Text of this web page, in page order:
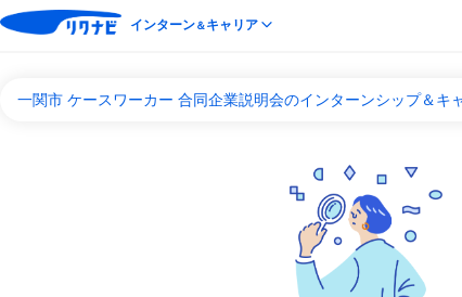
インターン＆キャリア
一関市 ケースワーカー 合同企業説明会のインターンシップ＆キ